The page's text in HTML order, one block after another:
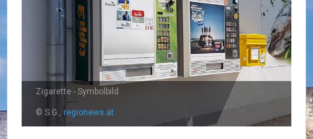
Zigarette - Symbolbild
© S.G., regionews.at